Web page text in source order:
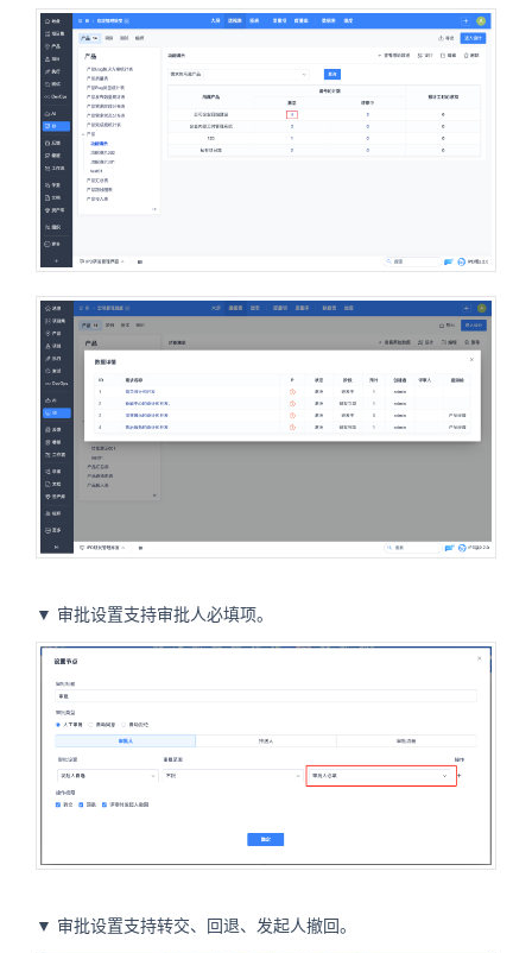
▼ 审批设置支持审批人必填项。
▼ 审批设置支持转交、回退、发起人撤回。